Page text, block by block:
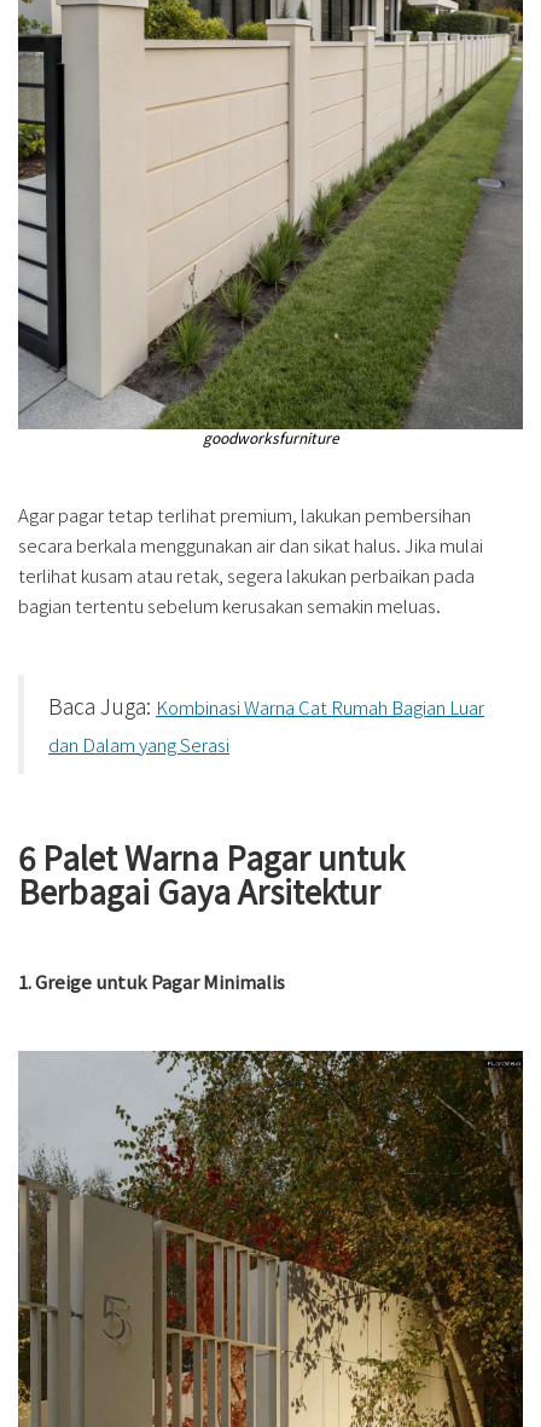
goodworksfurniture
Agar pagar tetap terlihat premium, lakukan pembersihan
secara berkala menggunakan air dan sikat halus. Jika mulai
terlihat kusam atau retak, segera lakukan perbaikan pada
bagian tertentu sebelum kerusakan semakin meluas.
Baca Juga: Kombinasi Warna Cat Rumah Bagian Luar
dan Dalam yang Serasi
6 Palet Warna Pagar untuk
Berbagai Gaya Arsitektur
1. Greige untuk Pagar Minimalis